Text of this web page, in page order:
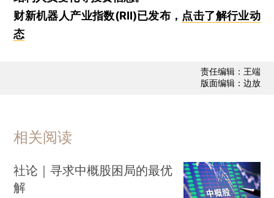
财新机器人产业指数(RII)已发布， 点击了解行业动
态
责任编辑：王端
版面编辑：边放
相关阅读
社论｜寻求中概股困局的最优
解